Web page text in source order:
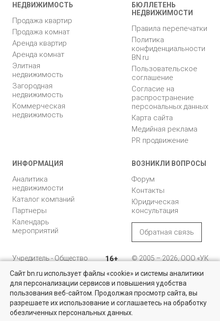
НЕДВИЖИМОСТЬ
Продажа квартир
Продажа комнат
Аренда квартир
Аренда комнат
Элитная
недвижимость
Загородная
недвижимость
Коммерческая
недвижимость
БЮЛЛЕТЕНЬ
НЕДВИЖИМОСТИ
Правила перепечатки
Политика
конфиденциальности
BN.ru
Пользовательское
соглашение
Согласие на
распространение
персональных данных
Карта сайта
Медийная реклама
PR продвижение
ИНФОРМАЦИЯ
Аналитика
недвижимости
Каталог компаний
Партнеры
Календарь
мероприятий
ВОЗНИКЛИ ВОПРОСЫ
Форум
Контакты
Юридическая
консультация
Обратная связь
Учредитель - Общество
ответственностью
"Управляющая
компания "Бюллетень
недвижимости"
16+
© 2005 – 2026, ООО «УК
196105, Санкт-
Петербург, пр. Юрия
Гагарина, 1
8 (812) 331-93-56
Сайт bn.ru использует файлы «cookie» и системы аналитики
для персонализации сервисов и повышения удобства
пользования веб-сайтом. Продолжая просмотр сайта, вы
разрешаете их использование и соглашаетесь на обработку
обезличенных персональных данных.